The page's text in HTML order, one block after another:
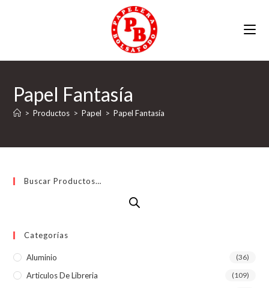
Papel Fantasía
> Productos > Papel > Papel Fantasía
Buscar Productos…
Categorías
Aluminio (36)
Articulos De Libreria (109)